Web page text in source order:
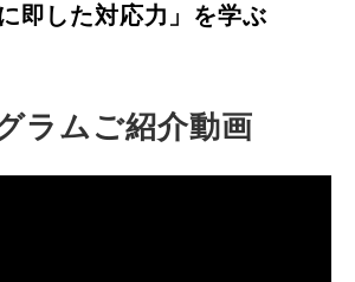
即した対応力」を学ぶ
ラムご紹介動画